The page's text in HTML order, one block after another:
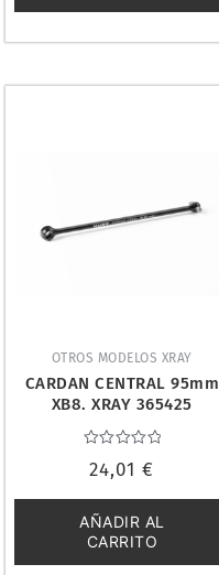
OTROS MODELOS XRAY
CARDAN CENTRAL 95mm
XB8. XRAY 365425
con
de
5
24,01€
AÑADIR AL
CARRITO